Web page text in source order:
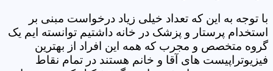
با توجه به این که تعداد خیلی زیاد درخواست مبنی بر
استخدام پرستار و پزشک در خانه داشتیم توانسته ایم یک
گروه متخصص و مجرب که همه این افراد از بهترین
فیزیوتراپیست های آقا و خانم هستند در تمام نقاط